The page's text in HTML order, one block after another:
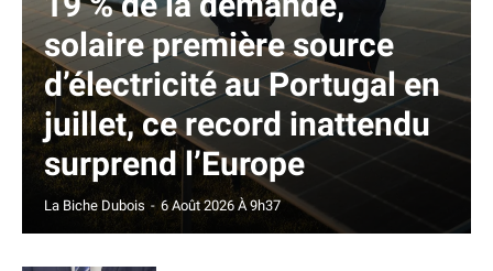
solaire première source
d’électricité au Portugal en
juillet, ce record inattendu
surprend l’Europe
La Biche Dubois - 6 Août 2026 À 9h37